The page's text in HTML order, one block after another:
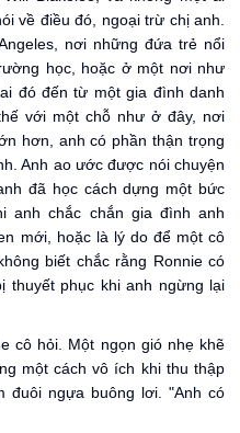
về điều đó, ngoại trừ chị anh.
nơi những đứa trẻ nổi
học, hoặc ở một nơi như
đó đến từ một gia đình danh
với một chỗ như ở đây, nơi
hơn, anh có phần thận trọng
Anh ao ước được nói chuyện
đã học cách dựng một bức
anh chắc chắn gia đình anh
mới, hoặc là lý do để một cô
biết chắc rằng Ronnie có
thuyết phục khi anh ngừng lại
cô hỏi. Một ngọn gió nhẹ khẽ
một cách vô ích khi thu thập
đuôi ngựa buông lơi. "Anh có